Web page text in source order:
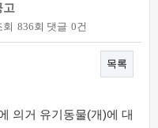
고
회 836회 댓글 0건
목록
의거 유기동물(개)에 대